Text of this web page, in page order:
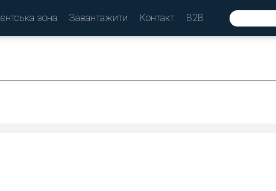
зона Завантажити Контакт B2B